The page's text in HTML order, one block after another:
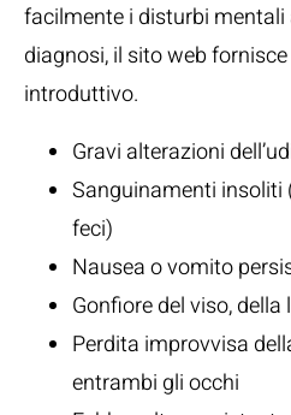
facilmente i disturbi
diagnosi, il sito web
introduttivo.
Gravi alterazioni
Sanguinamenti insoliti
feci)
Nausea o vomito
Gonfiore del viso,
Perdita improvvisa
entrambi gli occhi